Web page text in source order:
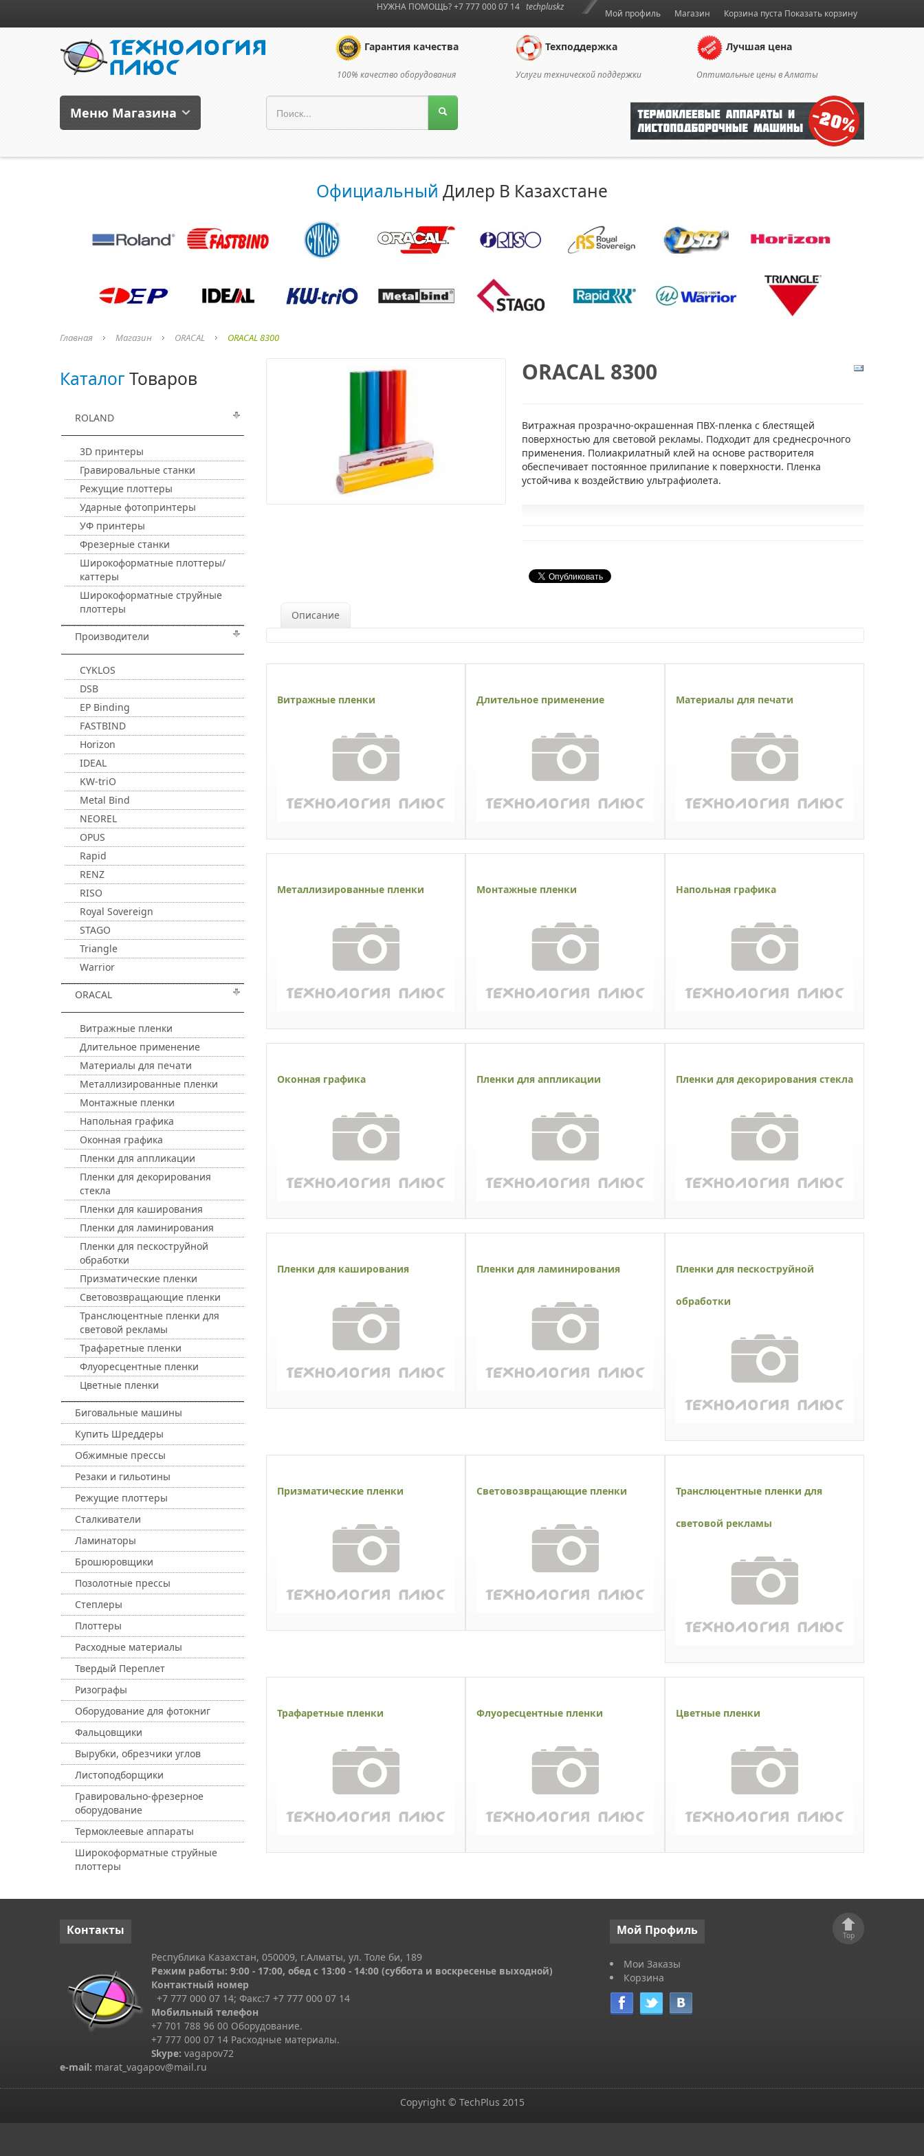
Корзина пуста Показать корзину
Мой профиль Магазин
НУЖНА ПОМОЩЬ? +7 777 000 07 14 techpluskz
Гарантия качества
100% качество оборудования
Техподдержка
Услуги технической поддержки
Лучшая цена
Оптимальные цены в Алматы
Меню Магазина
Официальный Дилер В Казахстане
Главная Магазин ORACAL ORACAL 8300
КаталогТоваров
ROLAND
3D принтеры
Гравировальные станки
Режущие плоттеры
Ударные фотопринтеры
УФ принтеры
Фрезерные станки
Широкоформатные плоттеры/
каттеры
Широкоформатные струйные
плоттеры
Производители
CYKLOS
DSB
EP Binding
FASTBIND
Horizon
IDEAL
KW-triO
Metal Bind
NEOREL
OPUS
Rapid
RENZ
RISO
Royal Sovereign
STAGO
Triangle
Warrior
ORACAL
Витражные пленки
Длительное применение
Материалы для печати
Металлизированные пленки
Монтажные пленки
Напольная графика
Оконная графика
Пленки для аппликации
Пленки для декорирования
стекла
Пленки для каширования
Пленки для ламинирования
Пленки для пескоструйной
обработки
Призматические пленки
Световозвращающие пленки
Транслюцентные пленки для
световой рекламы
Трафаретные пленки
Флуоресцентные пленки
Цветные пленки
Биговальные машины
Купить Шреддеры
Обжимные прессы
Резаки и гильотины
Режущие плоттеры
Сталкиватели
Ламинаторы
Брошюровщики
Позолотные прессы
Степлеры
Плоттеры
Расходные материалы
Твердый Переплет
Ризографы
Оборудование для фотокниг
Фальцовщики
Вырубки, обрезчики углов
Листоподборщики
Гравировально-фрезерное
оборудование
Термоклеевые аппараты
Широкоформатные струйные
плоттеры
ORACAL 8300
Витражная прозрачно-окрашенная ПВХ-пленка с блестящей
поверхностью для световой рекламы. Подходит для среднесрочного
применения. Полиакрилатный клей на основе растворителя
обеспечивает постоянное прилипание к поверхности. Пленка
устойчива к воздействию ультрафиолета.
Описание
Витражные пленки Длительное применение Материалы для печати
Металлизированные пленки Монтажные пленки Напольная графика
Оконная графика Пленки для аппликации Пленки для декорирования стекла
Пленки для каширования Пленки для ламинирования Пленки для пескоструйной
обработки
Призматические пленки Световозвращающие пленки Транслюцентные пленки для
световой рекламы
Трафаретные пленки Флуоресцентные пленки Цветные пленки
Контакты
Республика Казахстан, 050009, г.Алматы, ул. Толе би, 189
Режим работы: 9:00 - 17:00, обед с 13:00 - 14:00 (суббота и воскресенье выходной)
Контактный номер
+7 777 000 07 14; Факс:7 +7 777 000 07 14
Мобильный телефон
+7 701 788 96 00 Оборудование.
+7 777 000 07 14 Расходные материалы.
Skype: vagapov72
e-mail: marat_vagapov@mail.ru
Мой Профиль
Мои Заказы
Корзина
Top
Copyright © TechPlus 2015